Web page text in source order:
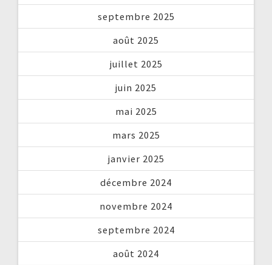
septembre 2025
août 2025
juillet 2025
juin 2025
mai 2025
mars 2025
janvier 2025
décembre 2024
novembre 2024
septembre 2024
août 2024